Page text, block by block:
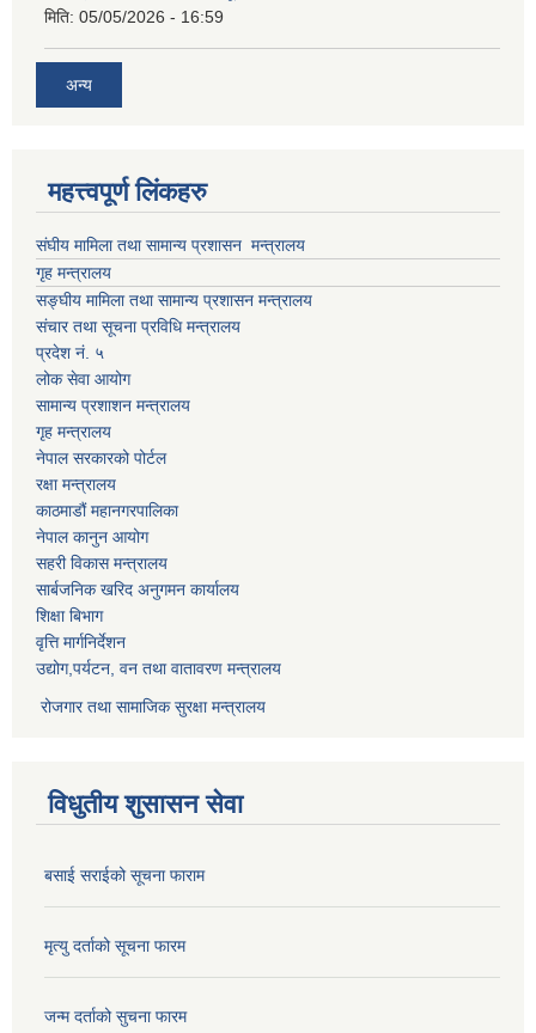
मिति: 05/05/2026 - 16:59
अन्य
महत्त्वपूर्ण लिंकहरु
संघीय मामिला तथा सामान्य प्रशासन मन्त्रालय
गृह मन्त्रालय
सङ्घीय मामिला तथा सामान्य प्रशासन मन्त्रालय
संचार तथा सूचना प्रविधि मन्त्रालय
प्रदेश नं. ५
लोक सेवा आयोग
सामान्य प्रशाशन मन्त्रालय
गृह मन्त्रालय
नेपाल सरकारको पोर्टल
रक्षा मन्त्रालय
काठमाडौं महानगरपालिका
नेपाल कानुन आयोग
सहरी विकास मन्त्रालय
सार्बजनिक खरिद अनुगमन कार्यालय
शिक्षा बिभाग
वृत्ति मार्गनिर्देशन
उद्योग,पर्यटन, वन तथा वातावरण मन्त्रालय
रोजगार तथा सामाजिक सुरक्षा मन्त्रालय
विधुतीय शुसासन सेवा
बसाई सराईको सूचना फाराम
मृत्यु दर्ताको सूचना फारम
जन्म दर्ताको सुचना फारम